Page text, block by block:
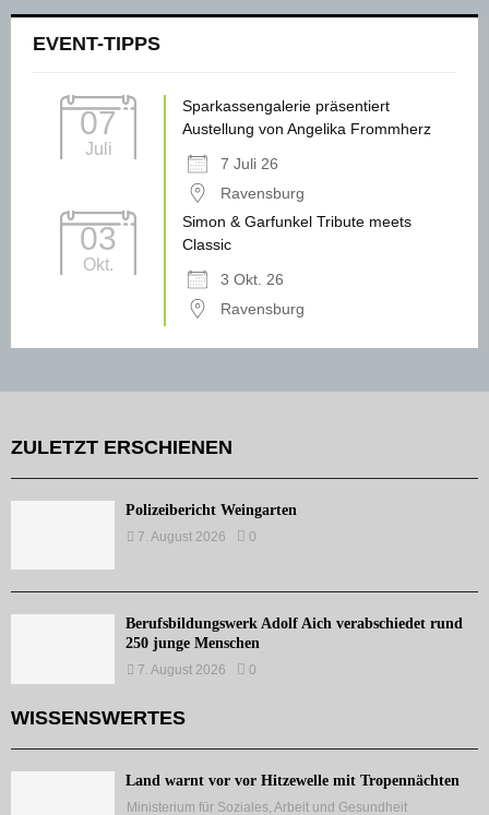
EVENT-TIPPS
07
Juli
Sparkassengalerie präsentiert
Austellung von Angelika Frommherz
7 Juli 26
Ravensburg
03
Okt.
Simon & Garfunkel Tribute meets
Classic
3 Okt. 26
Ravensburg
ZULETZT ERSCHIENEN
Polizeibericht Weingarten
7. August 2026 0
Berufsbildungswerk Adolf Aich verabschiedet rund
250 junge Menschen
7. August 2026 0
WISSENSWERTES
Land warnt vor vor Hitzewelle mit Tropennächten
Ministerium für Soziales, Arbeit und Gesundheit